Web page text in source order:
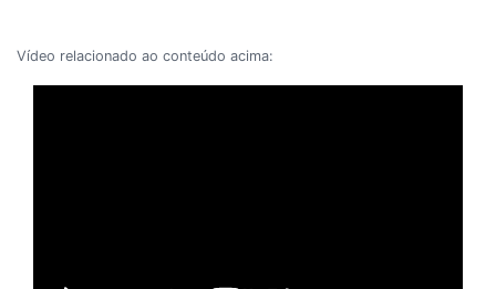
Vídeo relacionado ao conteúdo acima: